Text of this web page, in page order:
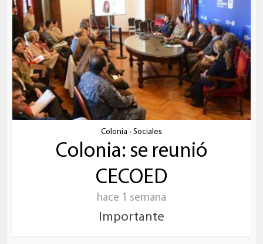
Colonia • Sociales
Colonia: se reunió
CECOED
hace 1 semana
Importante